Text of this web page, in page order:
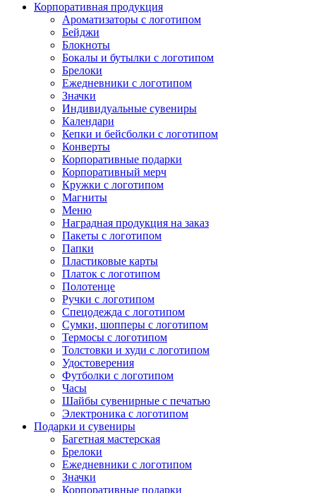
Корпоративная продукция
Ароматизаторы с логотипом
Бейджи
Блокноты
Бокалы и бутылки с логотипом
Брелоки
Ежедневники с логотипом
Значки
Индивидуальные сувениры
Календари
Кепки и бейсболки с логотипом
Конверты
Корпоративные подарки
Корпоративный мерч
Кружки с логотипом
Магниты
Меню
Наградная продукция на заказ
Пакеты с логотипом
Папки
Пластиковые карты
Платок с логотипом
Полотенце
Ручки с логотипом
Спецодежда с логотипом
Сумки, шопперы с логотипом
Термосы с логотипом
Толстовки и худи с логотипом
Удостоверения
Футболки с логотипом
Часы
Шайбы сувенирные с печатью
Электроника с логотипом
Подарки и сувениры
Багетная мастерская
Брелоки
Ежедневники с логотипом
Значки
Корпоративные подарки